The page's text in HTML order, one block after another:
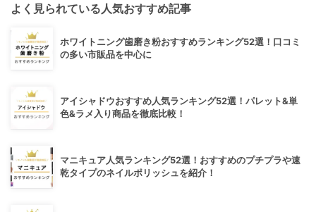
よく見られている人気おすすめ記事
ホワイトニング歯磨き粉おすすめランキング52選！口コミ
の多い市販品を中心に
アイシャドウおすすめ人気ランキング52選！パレット&単
色&ラメ入り商品を徹底比較！
マニキュア人気ランキング52選！おすすめのプチプラや速
乾タイプのネイルポリッシュを紹介！